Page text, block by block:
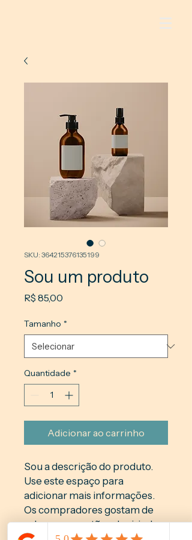
SKU: 364215376135199
Sou um produto
R$ 85,00
Tamanho *
Quantidade *
Adicionar ao carrinho
Sou a descrição do produto.
Use este espaço para
adicionar mais informações.
Os compradores gostam de
saber o que estão adquirindo